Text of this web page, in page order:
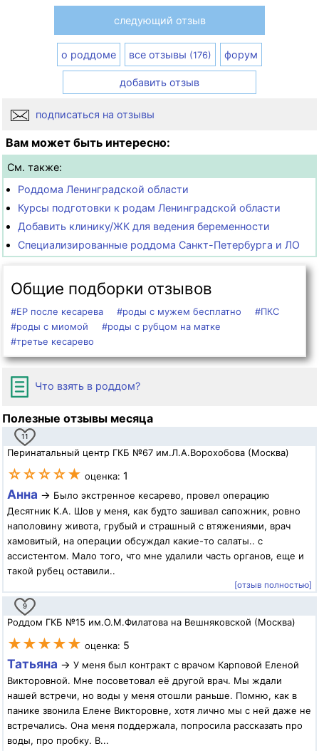
следующий отзыв
о роддоме все отзывы (176) форум
добавить отзыв
подписаться на отзывы
Вам может быть интересно:
См. также:
Роддома Ленинградской области
Курсы подготовки к родам Ленинградской области
Добавить клинику/ЖК для ведения беременности
Специализированные роддома Санкт-Петербурга и ЛО
Общие подборки отзывов
#ЕР после кесарева #роды с мужем бесплатно
#ПКС
#роды с миомой
#роды с рубцом на матке
#третье кесарево
Что взять в роддом?
Полезные отзывы месяца
11
Перинатальный центр ГКБ №67 им.Л.А.Ворохобова (Москва)
☆☆☆☆★ оценка: 1
Анна → Было экстренное кесарево, провел операцию
Десятник К.А. Шов у меня, как будто зашивал сапожник, ровно
наполовину живота, грубый и страшный с втяжениями, врач
хамовитый, на операции обсуждал какие-то салаты.. с
ассистентом. Мало того, что мне удалили часть органов, еще и
такой рубец оставили..
[отзыв полностью]
9
Роддом ГКБ №15 им.О.М.Филатова на Вешняковской (Москва)
★★★★★ оценка: 5
Татьяна → У меня был контракт с врачом Карповой Еленой
Викторовной. Мне посоветовал её другой врач. Мы ждали
нашей встречи, но воды у меня отошли раньше. Помню, как в
панике звонила Елене Викторовне, хотя лично мы с ней даже не
встречались. Она меня поддержала, попросила рассказать про
воды, про пробку. В...